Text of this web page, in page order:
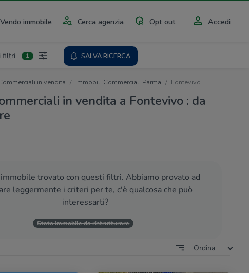
Vendo immobile Cerca agenzia Opt out Accedi
filtri 1 SALVA RICERCA
in vendita Immobili Commerciali Parma Fontevivo
in vendita a Fontevivo : da
trovato con questi filtri. Abbiamo provato ad
leggermente i criteri per te, c'è qualcosa che può
interessarti?
Stato immobile da ristrutturare
Ordina